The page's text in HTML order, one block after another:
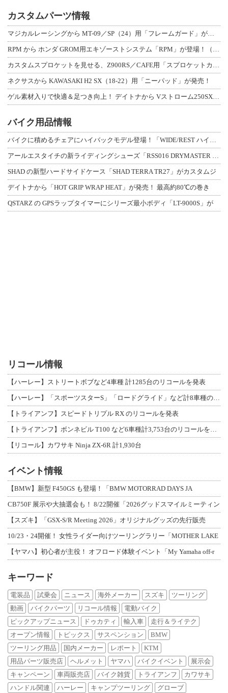
カスタムパーツ情報
マジカルレーシングから MT-09／SP（24）用「フレームガード」が登場！
RPM から ホンダ GROM用エキゾーストシステム「RPM」が登場！（動画あり
カスタムスプロケットを見せる、Z900RS／CAFE用「スプロケットカバーフルキ
ネクサスから KAWASAKI H2 SX（18-22）用「ニーパッド」が発売！
ゲル素材入りで快適＆足つき向上！ デイトナから Vストローム250SX用「快適ロ
バイク用品情報
バイクに積めるチェアにハイバックモデル登場！「WIDE/REST ハイバックチェ
アールエスタイチの新ライディングシューズ「RSS016 DRYMASTER スト
SHAD の新型ハードサイドケース「SHAD TERRA TR27」がカスタムジ
デイトナから「HOT GRIP WRAP HEAT」が発売！ 最高約80℃の巻き
QSTARZ の GPSラップタイマーにシリーズ最小ボディ「LT-9000S」が
リコール情報
【ハーレー】ストリートボブなど4車種 計1285台のリコールを発表
【ハーレー】「スポーツスターS」「ロードグライド」など計8車種のリコールを発表
【トライアンフ】スピードトリプル RX のリコールを発表
【トライアンフ】ボンネビル T100 など6車種計3,753台のリコールを発表
【リコール】カワサキ Ninja ZX-6R 計1,930台
イベント情報
【BMW】新型 F450GS も登場！「BMW MOTORRAD DAYS JA
CB750F 展示や大抽選会も！ 8/22開催「2026グッドスマイルミーティン
【スズキ】「GSX-S/R Meeting 2026」オリジナルグッズの先行販売
10/23・24開催！ 女性ライダー向けツーリングラリー「MOTHER LAKE
【ヤマハ】初心者が主役！ オフロード体験イベント「My Yamaha off-r
キーワード
電装品 試乗会 ニュース 海外メーカー スズキ
ツーリング
動画
バイクパーツ リコール情報
電動バイク
ピックアップニュース
ドゥカティ 輸入車
走行＆ライテク
オープン情報
トピックス サスペンション
BMW
ツーリング用品
国内メーカー レポート
KTM
用品パーツ販売店
ヘルメット ヤマハ バイクイベント
展示会
キャンペーン
車両販売店 バイク雑貨 トライアンフ
カワサキ
ハンドル関連
ハーレー キャンプツーリング グローブ